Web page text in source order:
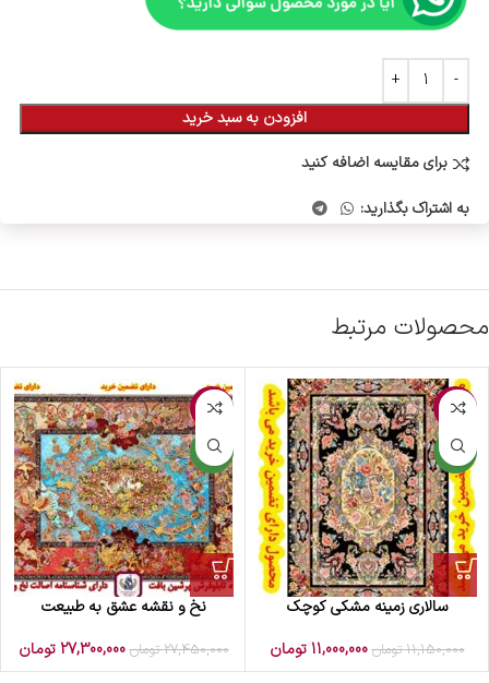
افزودن به سبد خرید
برای مقایسه اضافه کنید
به اشتراک بگذارید:
محصولات مرتبط
-1%
جدید
سالاری زمینه مشکی کوچک
11,150,000 تومان 11,000,000 تومان
-1%
جدید
نخ و نقشه عشق به طبیعت
27,450,000 تومان 27,300,000 تومان